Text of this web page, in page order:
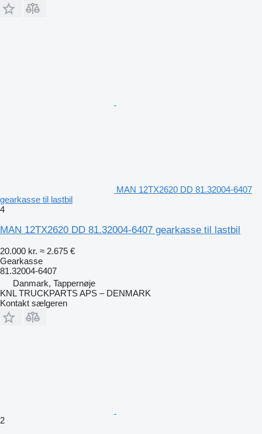
MAN 12TX2620 DD 81.32004-6407
gearkasse til lastbil
4
MAN 12TX2620 DD 81.32004-6407 gearkasse til lastbil
20.000 kr. ≈ 2.675 €
Gearkasse
81.32004-6407
Danmark, Tappernøje
KNL TRUCKPARTS APS – DENMARK
Kontakt sælgeren
2